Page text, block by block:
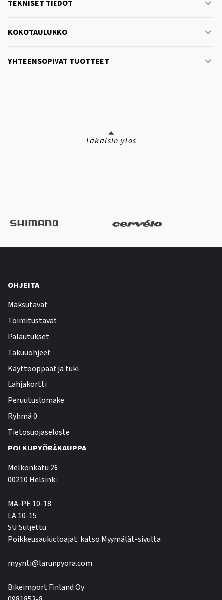
TEKNISET TIEDOT
KOKOTAULUKKO
YHTEENSOPIVAT TUOTTEET
Takaisin ylös
OHJEITA
Maksutavat
Toimitustavat
Palautukset
Takuuohjeet
Käyttöoppaat ja tuki
Lahjakortti
Peruutuslomake
Ryhmä 0
Tietosuojaseloste
POLKUPYÖRÄKAUPPA
Melkonkatu 26
00210 Helsinki
MA-PE 10-18
LA 10-15
SU Suljettu
Poikkeusaukioloajat: katso Myymälät-sivulta
myynti@larunpyora.com
Bikeimport Finland Oy